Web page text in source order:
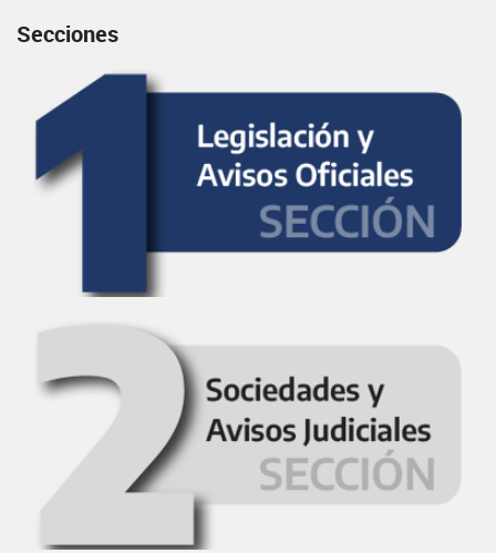
Secciones